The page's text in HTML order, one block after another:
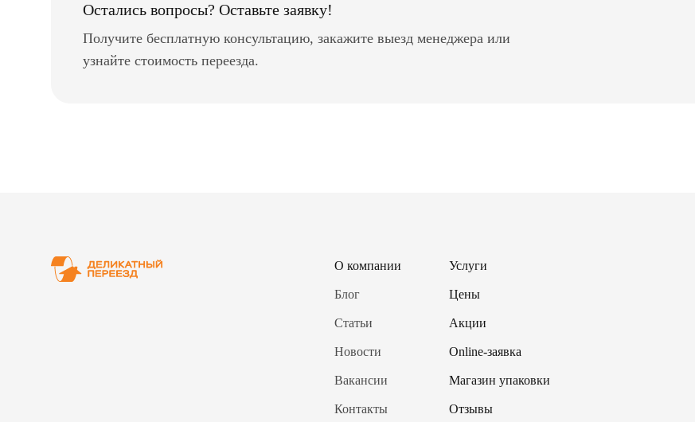
Остались вопросы? Оставьте заявку!
Получите бесплатную консультацию, закажите выезд менеджера или
узнайте стоимость переезда.
О компании
Блог
Статьи
Новости
Вакансии
Контакты
Услуги
Цены
Акции
Online-заявка
Магазин упаковки
Отзывы